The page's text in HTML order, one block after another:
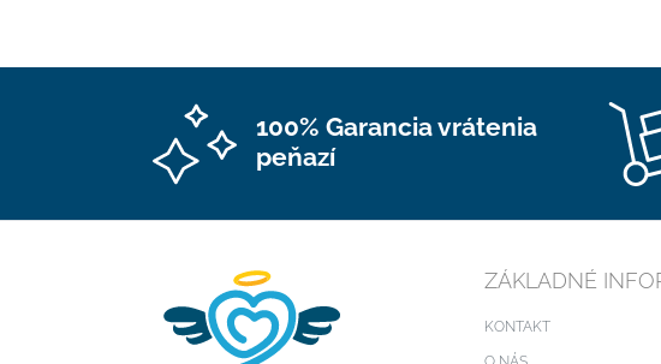
100% Garancia vrátenia
peňazí
ZÁKLADNÉ
KONTAKT